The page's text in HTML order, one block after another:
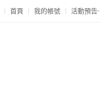
首頁 我的帳號 活動預告-